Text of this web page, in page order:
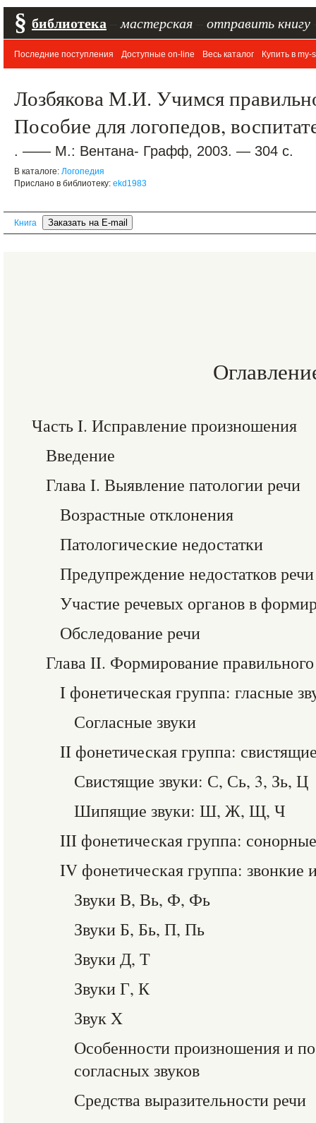
§ библиотека мастерская отправить книгу
Последние поступления Доступные on-line Весь каталог Купить в my-
Лозбякова М.И. Учимся
Пособие для логопедов,
. —— М.: Вентана- Графф, 2003. — 304 с.
В каталоге: Логопедия
Прислано в библиотеку: ekd1983
Книга
Часть I. Исправление произношения
Введение
Глава I. Выявление патологии речи
Возрастные отклонения
Патологические недостатки
Предупреждение недостатков речи
Участие речевых органов в
Обследование речи
Глава II. Формирование
I фонетическая группа: гласные
Согласные звуки
II фонетическая группа:
Свистящие звуки: С, Сь, 3, Зь, Ц
Шипящие звуки: Ш, Ж, Щ, Ч
III фонетическая группа:
IV фонетическая группа: звонкие
Звуки В, Вь, Ф, Фь
Звуки Б, Бь, П, Пь
Звуки Д, Т
Звуки Г, К
Звук X
Особенности произношения и
согласных звуков
Средства выразительности речи